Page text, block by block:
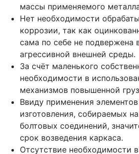
массы применяемого
Нет необходимости
коррозии, так как
сама по себе не подвержена
агрессивной внешней среды.
За счёт маленького
необходимости в
механизмов повышенной
Ввиду применения
изготовления, собираемых
болтовых соединений,
срок возведения каркаса.
Отсутствие необходимости